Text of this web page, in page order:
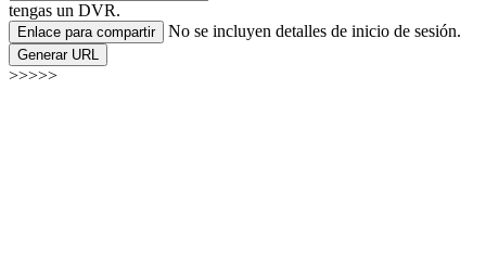
tengas un DVR.
Enlace para compartir No se incluyen detalles de inicio de sesión.
Generar URL
>>>>>